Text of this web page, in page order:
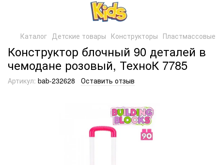
Каталог Детские товары Конструкторы
Конструктор блочный 90 деталей в
чемодане розовый, ТехноК 7785
Артикул: bab-232628 Оставить отзыв